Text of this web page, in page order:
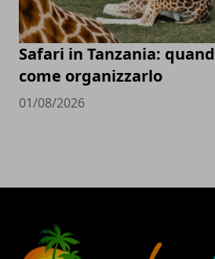
Safari in Tanzania:
come organizzarlo
01/08/2026